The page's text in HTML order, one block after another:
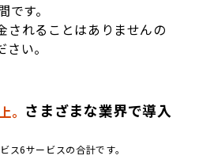
す。
されることはありませんの
い。
。 さまざまな業界で導入
6サービスの合計です。